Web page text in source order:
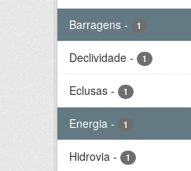
Barragens - 1
Declividade - 1
Eclusas - 1
Energia - 1
Hidrovia - 1